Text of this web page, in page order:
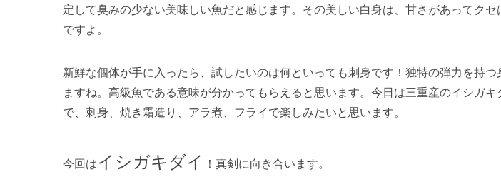
定して臭みの少ない美味しい魚だと感じます。その美しい白身は、甘さがあってク
ですよ。
新鮮な個体が手に入ったら、試したいのは何といっても刺身です！独特の弾力を持つ
ますね。高級魚である意味が分かってもらえると思います。今日は三重産のイシガ
で、刺身、焼き霜造り、アラ煮、フライで楽しみたいと思います。
今回はイシガキダイ ！真剣に向き合います。